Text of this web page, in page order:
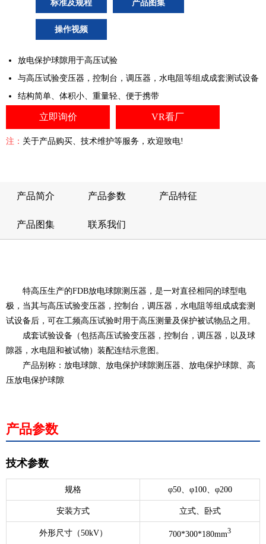
标准及规程 产品图集
操作视频
放电保护球隙用于高压试验
与高压试验变压器，控制台，调压器，水电阻等组成成套测试设备
结构简单、体积小、重量轻、便于携带
VR看厂
立即询价
注： 关于产品购买、技术维护等服务，欢迎致电!
产品简介 产品参数 产品特征
产品图集 联系我们
特高压生产的FDB放电球隙测压器，是一对直径相同的球型电
极，当其与高压试验变压器，控制台，调压器，水电阻等组成成套测
试设备后，可在工频高压试验时用于高压测量及保护被试物品之用。
成套试验设备（包括高压试验变压器，控制台，调压器，以及球
隙器，水电阻和被试物）装配连结示意图。
产品别称 ：放电球隙、放电保护球隙测压器、放电保护球隙、高
压放电保护球隙
产品参数
技术参数
规格 φ50、φ100、φ200
安装方式 立式、卧式
外形尺寸（50kV） 700*300*180mm3